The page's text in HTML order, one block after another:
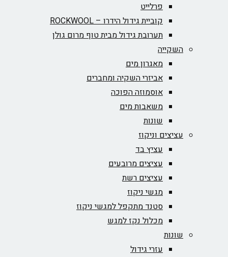
פרלייט
קוביית גידול הידרו – ROCKWOOL‏
תערובת גידול מבית טוף מרום גולן
השקייה
מאגרון מים
אביזרי השקיה ומחברים
אוסמוזה הפוכה
משאבות מים
שונות
עציצים וניקוז
עציץ בד
עציצים מרובעים
עציצים רשת
מגשי ניקוז
סטנד מתקפל למגשי ניקוז
מכלול נקז למגש
שונות
עזרי גידול